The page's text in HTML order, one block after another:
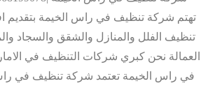
تهتم شركة تنظيف في راس الخيمة بتقديم
تنظيف الفلل والمنازل والشقق والسجاد
العمالة نحن كبري شركات التنظيف في
في راس الخيمة تعتمد شركة تنظيف في